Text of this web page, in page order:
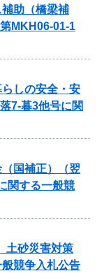
助（橋梁補
MKH06-01-1
しの安全・安
7-暮3他号に関
国補正）（翌
関する一般競
土砂災害対策
般競争入札公告